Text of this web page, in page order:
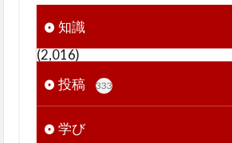
知識
(2,016)
投稿
333
学び